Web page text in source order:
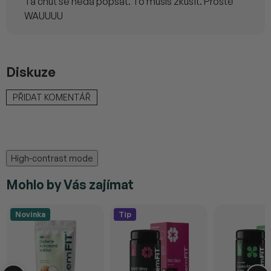
WAUUUU
Diskuze
PŘIDAT KOMENTÁŘ
High-contrast mode
Mohlo by Vás zajímat
Novinka Tip